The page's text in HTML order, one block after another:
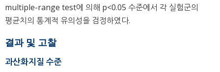
multiple-range test에 의해 p<0.05 수준에서 각 실험군의
평균치의 통계적 유의성을 검정하였다.
결과 및 고찰
과산화지질 수준